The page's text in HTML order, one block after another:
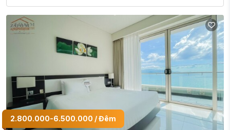
2.800.000-6.500.000 / Đêm